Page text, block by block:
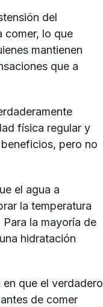
del
comer, lo que
mantienen
que a
física regular y
pero no
el agua a
la temperatura
la mayoría de
hidratación
que el verdadero
de comer